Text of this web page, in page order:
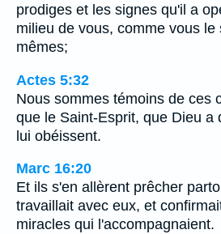
prodiges et les signes qu'il a
milieu de vous, comme vous le
mêmes;
Actes 5:32
Nous sommes témoins de ces
que le Saint-Esprit, que Dieu a
lui obéissent.
Marc 16:20
Et ils s'en allèrent prêcher
travaillait avec eux, et
miracles qui l'accompagnaient.